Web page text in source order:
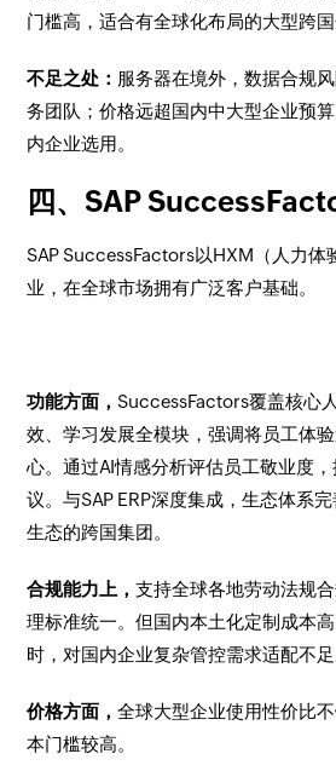
门槛高，适合有全球化布局的大型跨国
不足之处： 服务器在境外，数据合规
务团队；价格远超国内中大型企业预
内企业选用。
四、SAP
SAP SuccessFactors以HXM（人力体
业，在全球市场拥有广泛客户基础。
功能方面，SuccessFactors覆盖核心
效、学习发展全模块，强调将员工体
心。通过AI情感分析评估员工敬业度
议。与SAP ERP深度集成，生态体系
生态的跨国集团。
合规能力上，支持全球各地劳动法规
理标准统一。但国内本土化定制成本
时，对国内企业复杂管控需求适配不足
价格方面，全球大型企业使用性价比
本门槛较高。